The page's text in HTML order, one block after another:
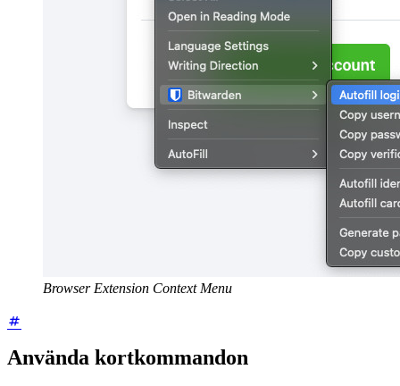
Browser Extension Context Menu
Använda kortkommandon